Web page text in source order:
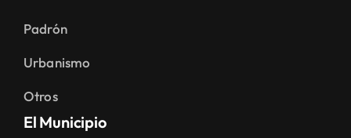
Padrón
Urbanismo
Otros
El Municipio